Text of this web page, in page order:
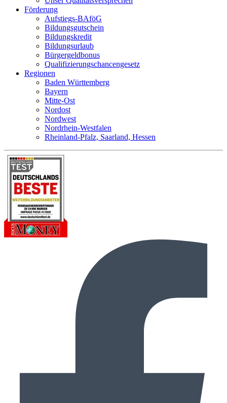
Förderung
Aufstiegs-BAföG
Bildungsgutschein
Bildungskredit
Bildungsurlaub
Bürgergeldbonus
Qualifizierungschancengesetz
Regionen
Baden Württemberg
Bayern
Mitte-Ost
Nordost
Nordwest
Nordrhein-Westfalen
Rheinland-Pfalz, Saarland, Hessen